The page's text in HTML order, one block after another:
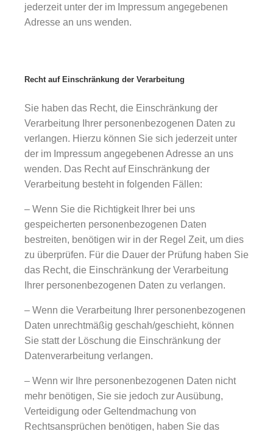
jederzeit unter der im Impressum angegebenen
Adresse an uns wenden.
Recht auf Einschränkung der Verarbeitung
Sie haben das Recht, die Einschränkung der
Verarbeitung Ihrer personenbezogenen Daten zu
verlangen. Hierzu können Sie sich jederzeit unter
der im Impressum angegebenen Adresse an uns
wenden. Das Recht auf Einschränkung der
Verarbeitung besteht in folgenden Fällen:
– Wenn Sie die Richtigkeit Ihrer bei uns
gespeicherten personenbezogenen Daten
bestreiten, benötigen wir in der Regel Zeit, um dies
zu überprüfen. Für die Dauer der Prüfung haben Sie
das Recht, die Einschränkung der Verarbeitung
Ihrer personenbezogenen Daten zu verlangen.
– Wenn die Verarbeitung Ihrer personenbezogenen
Daten unrechtmäßig geschah/geschieht, können
Sie statt der Löschung die Einschränkung der
Datenverarbeitung verlangen.
– Wenn wir Ihre personenbezogenen Daten nicht
mehr benötigen, Sie sie jedoch zur Ausübung,
Verteidigung oder Geltendmachung von
Rechtsansprüchen benötigen, haben Sie das